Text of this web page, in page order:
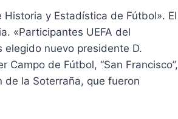
y Estadística de Fútbol». El
«Participantes UEFA del
elegido nuevo presidente D.
de Fútbol, “San Francisco”,
de la Soterraña, que fueron